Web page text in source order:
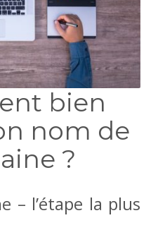
bien
nom de
?
– l’étape la plus